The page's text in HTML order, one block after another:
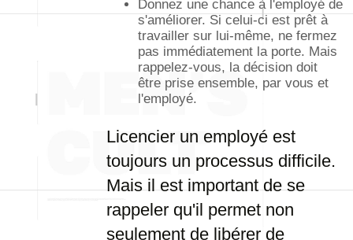
Donnez une chance à l'employé de
s'améliorer. Si celui-ci est prêt à
travailler sur lui-même, ne fermez
pas immédiatement la porte. Mais
rappelez-vous, la décision doit
être prise ensemble, par vous et
l'employé.
Licencier un employé est
toujours un processus difficile.
Mais il est important de se
rappeler qu'il permet non
seulement de libérer de